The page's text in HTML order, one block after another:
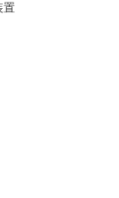
置